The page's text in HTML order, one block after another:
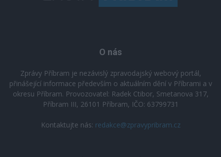
O nás
Zprávy Příbram je nezávislý zpravodajský webový portál,
přinášející informace především o aktuálním dění v Příbrami a v
okresu Příbram. Provozovatel: Radek Ctibor, Smetanova 317,
Příbram III, 26101 Příbram, IČO: 63799731
Kontaktujte nás: redakce@zpravypribram.cz